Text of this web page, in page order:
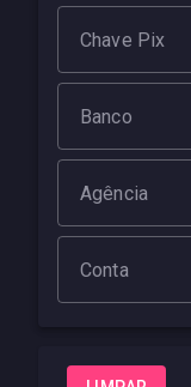
Chave Pix
Banco
Agência
Conta